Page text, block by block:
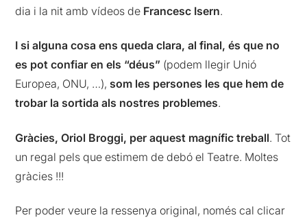
dia i la nit amb vídeos de Francesc Isern.
I si alguna cosa ens queda clara, al final, és que no
es pot confiar en els “déus” (podem llegir Unió
Europea, ONU, …), som les persones les que hem de
trobar la sortida als nostres problemes.
Gràcies, Oriol Broggi, per aquest magnífic treball. Tot
un regal pels que estimem de debó el Teatre. Moltes
gràcies !!!
Per poder veure la ressenya original, només cal clicar